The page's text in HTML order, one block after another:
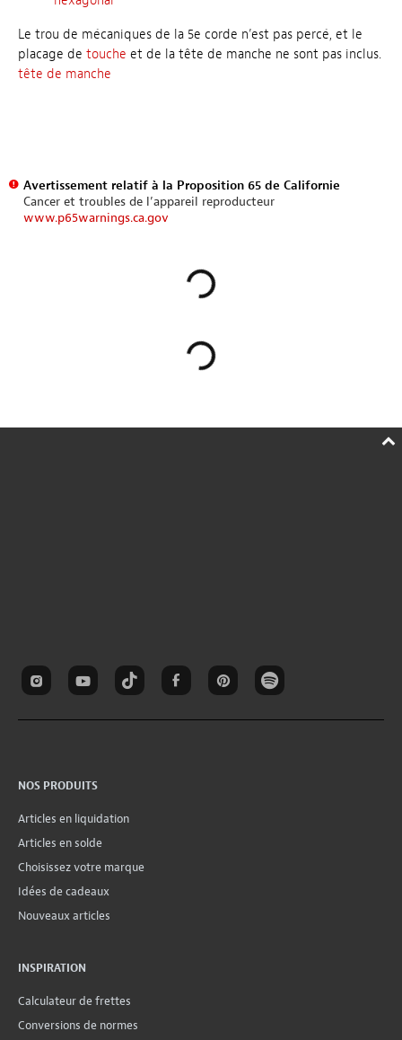
Le trou de mécaniques de la 5e corde n’est pas percé, et le
placage de touche et de la tête de manche ne sont pas inclus.
tête de manche
Avertissement relatif à la Proposition 65 de Californie
Cancer et troubles de l’appareil reproducteur
www.p65warnings.ca.gov
NOS PRODUITS
Articles en liquidation
Articles en solde
Choisissez votre marque
Idées de cadeaux
Nouveaux articles
INSPIRATION
Calculateur de frettes
Conversions de normes